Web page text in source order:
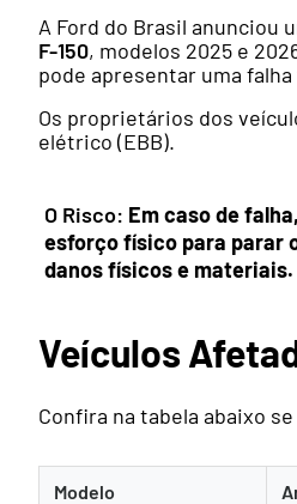
A Ford do Brasil anunciou
F-150, modelos 2025 e
pode apresentar uma
Os proprietários dos
elétrico (EBB).
O Risco: Em caso de
esforço físico para parar
danos físicos e materiais.
Veículos
Confira na tabela abaixo
Modelo